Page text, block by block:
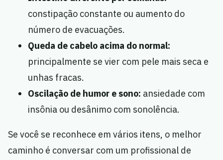
constipação constante ou aumento do
número de evacuações.
Queda de cabelo acima do normal:
principalmente se vier com pele mais seca e
unhas fracas.
Oscilação de humor e sono: ansiedade com
insônia ou desânimo com sonolência.
Se você se reconhece em vários itens, o melhor
caminho é conversar com um profissional de